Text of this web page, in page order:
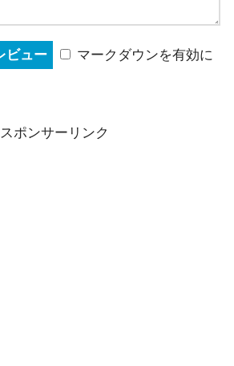
マークダウンを有効に
スポンサーリンク